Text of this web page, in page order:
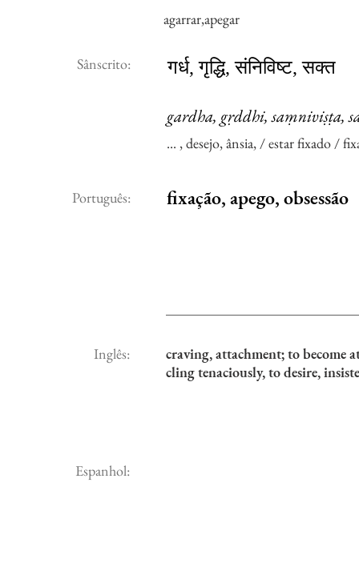
agarrar,apegar
Sânscrito: गर्ध, गृद्धि, संनिविष्ट, सक्त
gardha, gṛddhi, saṃniviṣṭa,
... , desejo, ânsia, / estar fixado /
Português: fixação, apego, obsessão
Inglês:
craving, attachment; to become
cling tenaciously, to desire,
Espanhol: